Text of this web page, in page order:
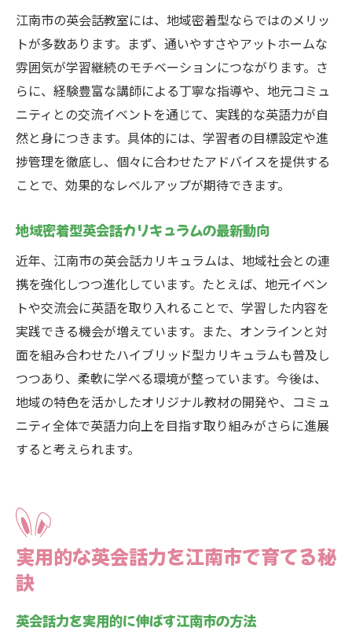
趣味や自己啓発におすすめの英会話教室
目標別に選ぶ英会話の最適解
地域密着で実践力が身につく英会話学習法
地域と連携した英会話カリキュラムの魅力
実践重視の英会話学習で得られる効果
コミュニケーション力が伸びる学び方とは
江南市で広がる英会話の学習コミュニティ
地元密着型英会話教室の強みを解説
江南市の英会話教室には、地域密着型ならではのメリッ
トが多数あります。まず、通いやすさやアットホームな
雰囲気が学習継続のモチベーションにつながります。さ
らに、経験豊富な講師による丁寧な指導や、地元コミュ
ニティとの交流イベントを通じて、実践的な英語力が自
然と身につきます。具体的には、学習者の目標設定や進
捗管理を徹底し、個々に合わせたアドバイスを提供する
ことで、効果的なレベルアップが期待できます。
地域密着型英会話カリキュラムの最新動向
近年、江南市の英会話カリキュラムは、地域社会との連
携を強化しつつ進化しています。たとえば、地元イベン
トや交流会に英語を取り入れることで、学習した内容を
実践できる機会が増えています。また、オンラインと対
面を組み合わせたハイブリッド型カリキュラムも普及し
つつあり、柔軟に学べる環境が整っています。今後は、
地域の特色を活かしたオリジナル教材の開発や、コミュ
ニティ全体で英語力向上を目指す取り組みがさらに進展
すると考えられます。
実用的な英会話力を江南市で育てる秘
訣
英会話力を実用的に伸ばす江南市の方法